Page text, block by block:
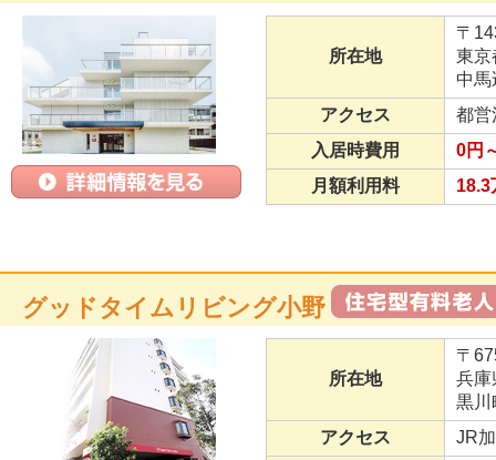
所在地
〒
東京
中馬
アクセス
都営
入居時費用
0円
月額利用料
18.3
グッドタイムリビング小野
所在地
〒
兵庫
黒川
アクセス
JR